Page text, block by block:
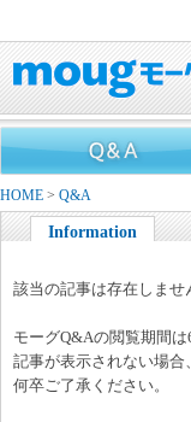
HOME > Q&A
Information
該当の記事は存在しませ
モーグQ&Aの閲覧期間は
記事が表示されない場
何卒ご了承ください。